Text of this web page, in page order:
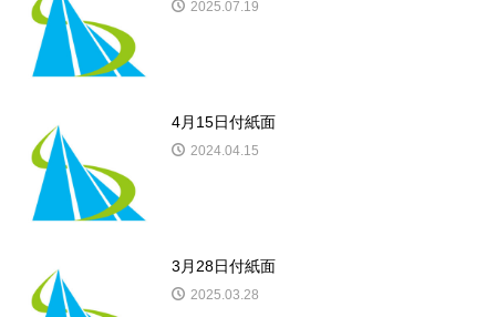
2025.07.19
4月15日付紙面
2024.04.15
3月28日付紙面
2025.03.28